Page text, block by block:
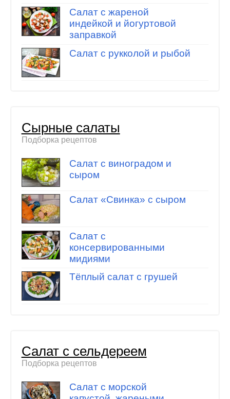
Салат с жареной
индейкой и йогуртовой
заправкой
Салат с рукколой и рыбой
Сырные салаты
Подборка рецептов
Салат с виноградом и
сыром
Салат «Свинка» с сыром
Салат с
консервированными
мидиями
Тёплый салат с грушей
Салат с сельдереем
Подборка рецептов
Салат с морской